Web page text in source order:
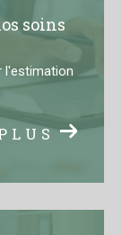
soins
l'estimation